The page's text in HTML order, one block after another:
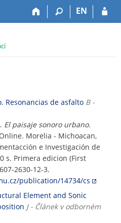
EN
Resonancias de asfalto B -
. El paisaje sonoro urbano.
Morelia - Michoacan,
e Investigación de
s. Primera edicion (First
2630-12-3.
publication/14734/cs
Element and Sonic
J - Článek v odborném